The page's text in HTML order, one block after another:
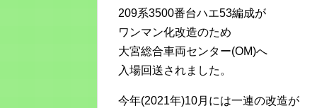
209系3500番台ハエ53編成が
ワンマン化改造のため
大宮総合車両センター(OM)へ
入場回送されました。
今年(2021年)10月には一連の改造が